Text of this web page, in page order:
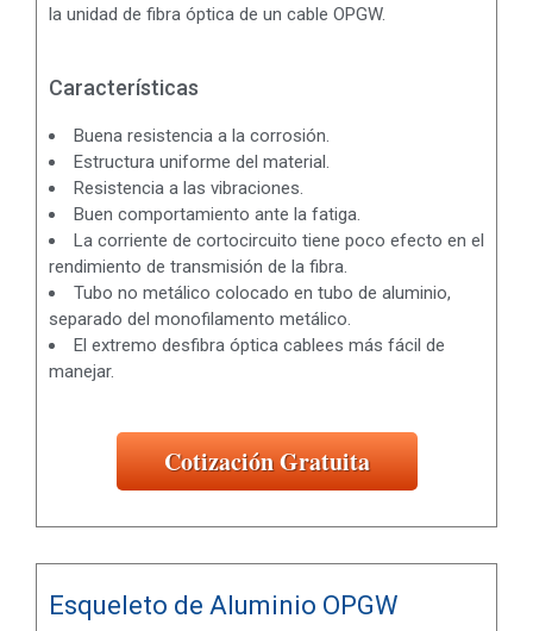
la unidad de fibra óptica de un cable OPGW.
Características
Buena resistencia a la corrosión.
Estructura uniforme del material.
Resistencia a las vibraciones.
Buen comportamiento ante la fatiga.
La corriente de cortocircuito tiene poco efecto en el
rendimiento de transmisión de la fibra.
Tubo no metálico colocado en tubo de aluminio,
separado del monofilamento metálico.
El extremo desfibra óptica cablees más fácil de
manejar.
Cotización Gratuita
Esqueleto de Aluminio OPGW